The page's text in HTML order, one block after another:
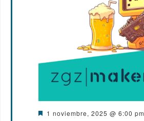
D1 noviembre, 2025 @ 6:00 pm